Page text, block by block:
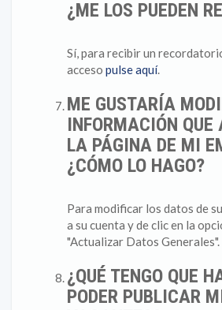
¿ME LOS PUEDEN
Sí, para recibir un
acceso pulse aquí.
ME GUSTARÍA
INFORMACIÓN QUE
LA PÁGINA DE MI
¿CÓMO LO HAGO?
Para modificar los datos de
a su cuenta y de clic en la
"Actualizar Datos Generales".
¿QUÉ TENGO QUE
PODER PUBLICAR